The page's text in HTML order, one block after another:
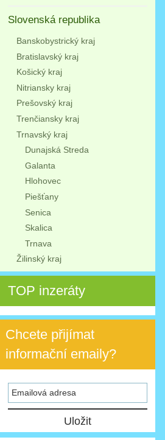
Slovenská republika
Banskobystrický kraj
Bratislavský kraj
Košický kraj
Nitriansky kraj
Prešovský kraj
Trenčiansky kraj
Trnavský kraj
Dunajská Streda
Galanta
Hlohovec
Piešťany
Senica
Skalica
Trnava
Žilinský kraj
TOP inzeráty
Chcete přijímat
informační emaily?